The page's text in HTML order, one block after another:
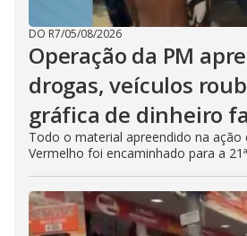
DO R7/05/08/2026
Operação da PM
drogas, veículos
gráfica de dinheiro
Todo o material apreendido na
Vermelho foi encaminhado para a